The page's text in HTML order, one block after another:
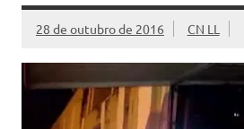
28 de outubro de 2016 CN LL